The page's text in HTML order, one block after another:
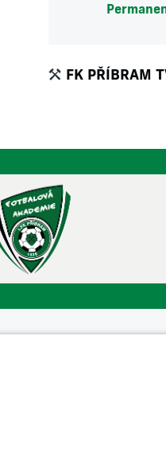
FK PŘÍBRAM